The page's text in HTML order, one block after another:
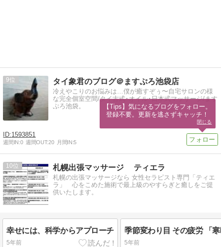
9 タイ象君のブログ＠ますぷろ池袋店
冷えやこりのお悩みは…僕が癒すぞぅ〜自宅サロンの様
な完全個室空間/タイ古式･オイル･日本式マッサージ/ます
ぷろ池袋。
1593851
週間IN:0 週間OUT:20 月間IN:5
10 札幌出張マッサージ ティエラ
札幌の出張マッサージなら 女性セラピスト専門「ティエ
ラ」 心をこめた施術で最上級のやすらぎと癒しをご提
供いたします。
幸せには、科学からアプローチ
5年前 5年前
【Tips】気になるブログをフォロー。
登録不要。更新を逃さずキャッチ！
閉じる